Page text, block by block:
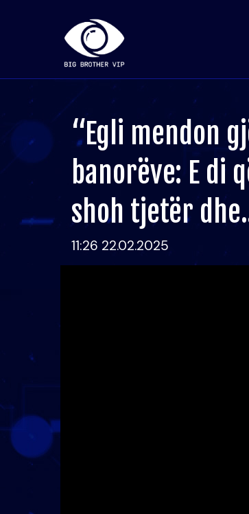
“Egli mendon
banorëve: E di
shoh tjetër
11:26 22.02.2025